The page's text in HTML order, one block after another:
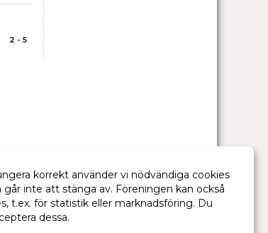
2 - 5
korrekt använder vi nödvändiga cookies
går inte att stänga av. Föreningen kan också
t.ex. för statistik eller marknadsföring. Du
dessa.